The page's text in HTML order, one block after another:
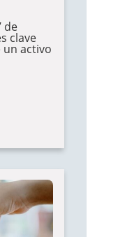
de
clave
un activo